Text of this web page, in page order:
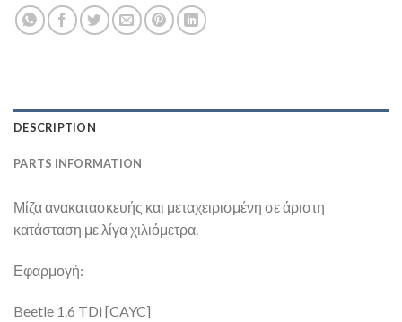
DESCRIPTION
PARTS INFORMATION
Μίζα ανακατασκευής και μεταχειρισμένη σε άριστη
κατάσταση με λίγα χιλιόμετρα.
Εφαρμογή:
Beetle 1.6 TDi [CAYC]